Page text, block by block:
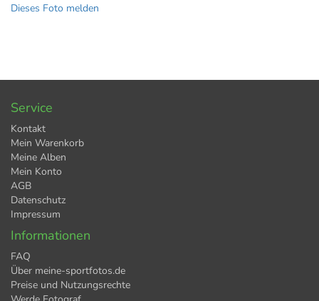
Dieses Foto melden
Service
Kontakt
Mein Warenkorb
Meine Alben
Mein Konto
AGB
Datenschutz
Impressum
Informationen
FAQ
Über meine-sportfotos.de
Preise und Nutzungsrechte